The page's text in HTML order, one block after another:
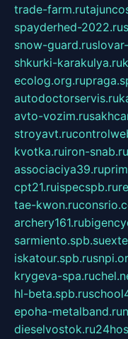
trade-farm.ru
spayderhed-2022.ru
snow-guard.ru
shkurki-karakulya.ru
ecolog.org.ru
autodoctorservis.ru
avto-vozim.ru
stroyavt.ru
kvotka.ruiron-snab.ru
associaciya39.ru
cpt21.ruispecspb.ru
tae-kwon.ru
archery161.ru
sarmiento.spb.su
iskatour.spb.ru
krygeva-spa.ru
hl-beta.spb.ru
epoha-metalband.ru
dieselvostok.ru